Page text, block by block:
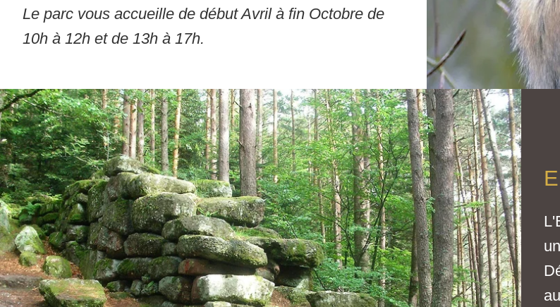
Le parc vous accueille de début Avril à fin Octobre de
10h à 12h et de 13h à 17h.